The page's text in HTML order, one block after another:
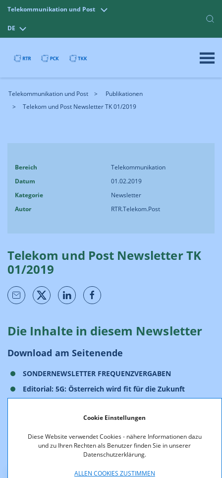
Cookie Einstellungen
Diese Website verwendet Cookies - nähere Informationen dazu
und zu Ihren Rechten als Benutzer finden Sie in unserer
Datenschutzerklärung.
ALLEN COOKIES ZUSTIMMEN
Telekommunikation und Post
DE
Telekommunikation und Post
Publikationen
Telekom und Post Newsletter TK 01/2019
Bereich
Telekommunikation
Datum
01.02.2019
Kategorie
Newsletter
Autor
RTR.Telekom.Post
Telekom und Post Newsletter TK
01/2019
Die Inhalte in diesem Newsletter
Download am Seitenende
SONDERNEWSLETTER FREQUENZVERGABEN
Editorial: 5G: Österreich wird fit für die Zukunft
Vergabeziele: Die fünf Top-Prioritäten
Konsultationen: Das Prinzip der Partizipation
Offenlegung gemäß § 25 Mediengesetz